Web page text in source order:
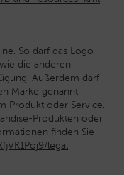
So darf das Logo
die anderen
Außerdem darf
Marke genannt
Produkt oder Service.
Produkten oder
finden Sie
legal.